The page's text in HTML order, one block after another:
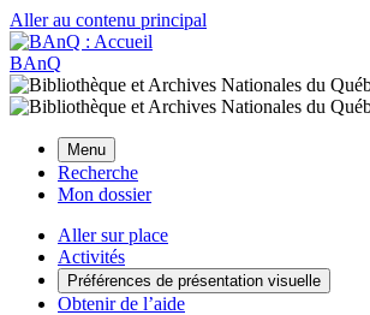
Aller au contenu principal
BAnQ
Menu
Recherche
Mon dossier
Aller sur place
Activités
Préférences de présentation visuelle
Obtenir de l’aide